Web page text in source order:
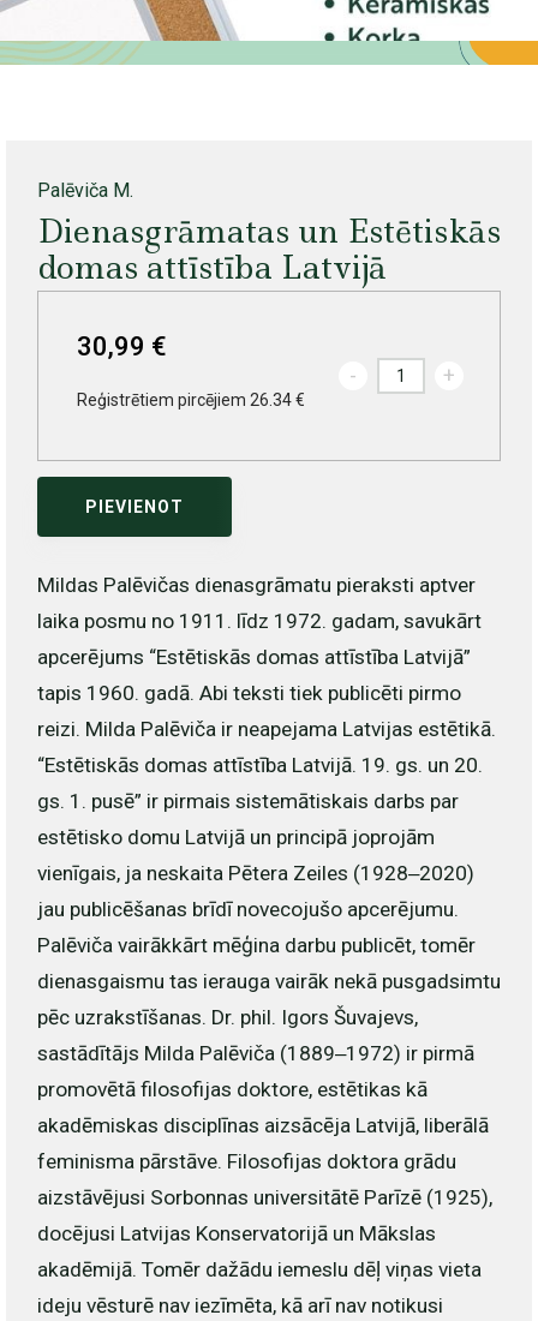
Palēviča M.
Dienasgrāmatas un Estētiskās
domas attīstība Latvijā
30,99 €
Reģistrētiem pircējiem 26.34 €
- +
PIEVIENOT
Mildas Palēvičas dienasgrāmatu pieraksti aptver
laika posmu no 1911. līdz 1972. gadam, savukārt
apcerējums “Estētiskās domas attīstība Latvijā”
tapis 1960. gadā. Abi teksti tiek publicēti pirmo
reizi. Milda Palēviča ir neapejama Latvijas estētikā.
“Estētiskās domas attīstība Latvijā. 19. gs. un 20.
gs. 1. pusē” ir pirmais sistemātiskais darbs par
estētisko domu Latvijā un principā joprojām
vienīgais, ja neskaita Pētera Zeiles (1928‒2020)
jau publicēšanas brīdī novecojušo apcerējumu.
Palēviča vairākkārt mēģina darbu publicēt, tomēr
dienasgaismu tas ierauga vairāk nekā pusgadsimtu
pēc uzrakstīšanas. Dr. phil. Igors Šuvajevs,
sastādītājs Milda Palēviča (1889‒1972) ir pirmā
promovētā filosofijas doktore, estētikas kā
akadēmiskas disciplīnas aizsācēja Latvijā, liberālā
feminisma pārstāve. Filosofijas doktora grādu
aizstāvējusi Sorbonnas universitātē Parīzē (1925),
docējusi Latvijas Konservatorijā un Mākslas
akadēmijā. Tomēr dažādu iemeslu dēļ viņas vieta
ideju vēsturē nav iezīmēta, kā arī nav notikusi